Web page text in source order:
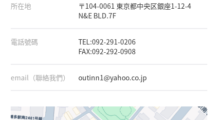
所在地
〒104-0061 東京都中央区銀座1-12-4
N&E BLD.7F
電話號碼
TEL:092-291-0206
FAX:092-292-0908
email（聯絡我們） outinn1@yahoo.co.jp